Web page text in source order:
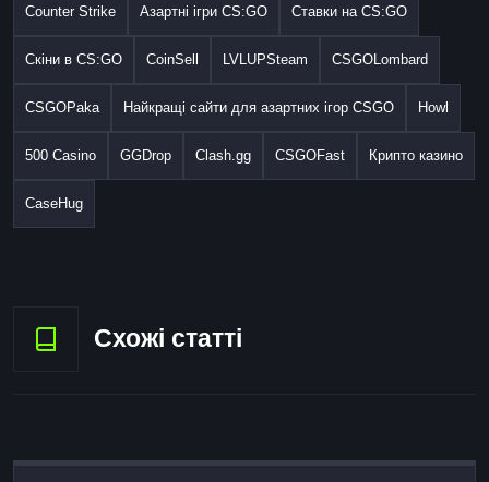
Counter Strike Азартні ігри CS:GO Ставки на CS:GO
Скіни в CS:GO CoinSell LVLUPSteam CSGOLombard
CSGOPaka Найкращі сайти для азартних ігор CSGO Howl
500 Casino GGDrop Clash.gg CSGOFast Крипто казино
CaseHug
Схожі статті